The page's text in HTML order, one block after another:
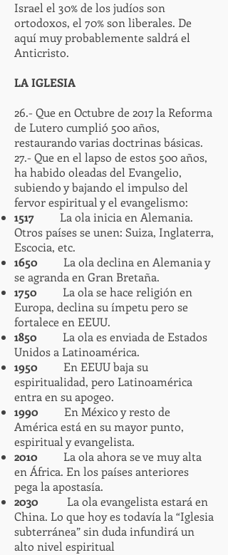
Israel el 30% de los judíos son
ortodoxos, el 70% son liberales. De
aquí muy probablemente saldrá el
Anticristo.
LA IGLESIA
26.- Que en Octubre de 2017 la Reforma
de Lutero cumplió 500 años,
restaurando varias doctrinas básicas.
27.- Que en el lapso de estos 500 años,
ha habido oleadas del Evangelio,
subiendo y bajando el impulso del
fervor espiritual y el evangelismo:
1517 La ola inicia en Alemania.
Otros países se unen: Suiza, Inglaterra,
Escocia, etc.
1650 La ola declina en Alemania y
se agranda en Gran Bretaña.
1750 La ola se hace religión en
Europa, declina su ímpetu pero se
fortalece en EEUU.
1850 La ola es enviada de Estados
Unidos a Latinoamérica.
1950 En EEUU baja su
espiritualidad, pero Latinoamérica
entra en su apogeo.
1990 En México y resto de
América está en su mayor punto,
espiritual y evangelista.
2010 La ola ahora se ve muy alta
en África. En los países anteriores
pega la apostasía.
2030 La ola evangelista estará en
China. Lo que hoy es todavía la “Iglesia
subterránea” sin duda infundirá un
alto nivel espiritual